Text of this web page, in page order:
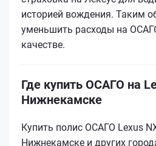
историей вождения. Таким
уменьшить расходы на
качестве.
Где купить ОСАГО на
Нижнекамске
Купить полис ОСАГО Lexus
Нижнекамске и других